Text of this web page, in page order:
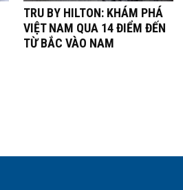
TRU BY HILTON: KHÁM PHÁ
VIỆT NAM QUA 14 ĐIỂM ĐẾN
TỪ BẮC VÀO NAM